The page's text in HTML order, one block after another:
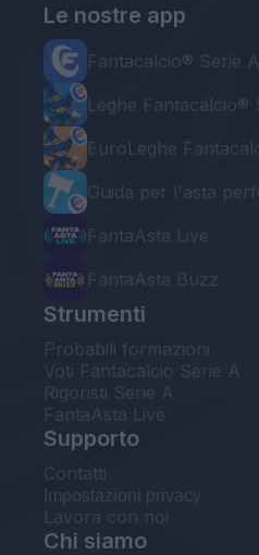
Le nostre app
Fantacalcio® Serie
Leghe Fantacalcio®
EuroLeghe
Guida per l'asta
FantaAsta Live
FantaAsta Buzz
Strumenti
Probabili formazioni
Voti Fantacalcio Serie A
Rigoristi Serie A
FantaAsta Live
Supporto
Contatti
Impostazioni privacy
Lavora con noi
Chi siamo